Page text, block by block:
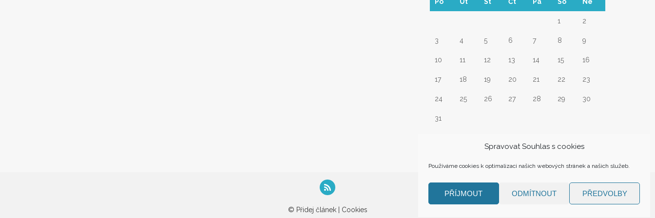
Spravovat Souhlas s cookies
Používáme cookies k optimalizaci našich webových stránek a našich služeb.
PŘÍJMOUT ODMÍTNOUT PŘEDVOLBY
1 2
3 4 5 6 7 8 9
10 11 12 13 14 15 16
17 18 19 20 21 22 23
24 25 26 27 28 29 30
31
© Přidej článek | Cookies